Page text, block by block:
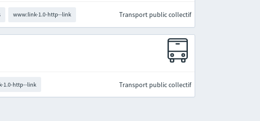
www:link-1.0-http--link Transport public collectif
1.0-http--link Transport public collectif